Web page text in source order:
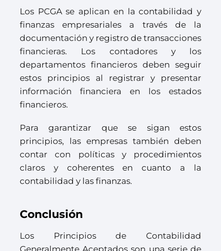
Los PCGA se aplican en la contabilidad y
finanzas empresariales a través de la
documentación y registro de transacciones
financieras. Los contadores y los
departamentos financieros deben seguir
estos principios al registrar y presentar
información financiera en los estados
financieros.
Para garantizar que se sigan estos
principios, las empresas también deben
contar con políticas y procedimientos
claros y coherentes en cuanto a la
contabilidad y las finanzas.
Conclusión
Los Principios de Contabilidad